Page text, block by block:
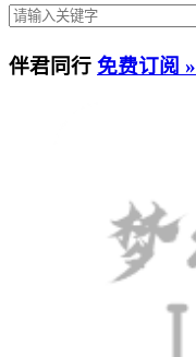
伴君同行 免费订阅 »